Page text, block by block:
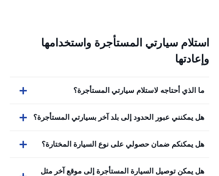
استلام سيارتي المستأجرة واستخدامها
وإعادتها
ما الذي أحتاجه لاستلام سيارتي المستأجرة؟
هل يمكنني عبور الحدود إلى بلد آخر بسيارتي المستأجرة؟
هل يمكنكم ضمان حصولي على نوع السيارة المختارة؟
هل يمكن توصيل السيارة المستأجرة إلى موقع آخر مثل